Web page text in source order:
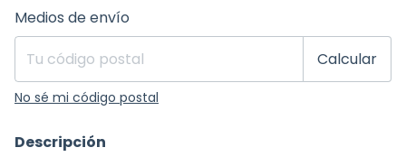
Entregas para el CP:
Medios de envío
Calcular
No sé mi código postal
Descripción